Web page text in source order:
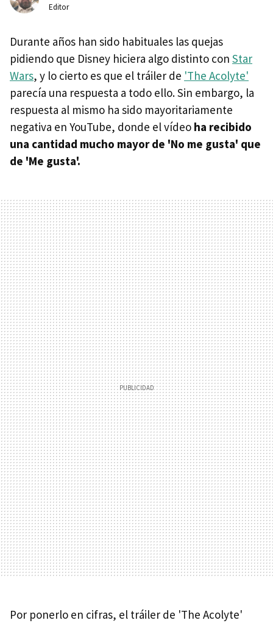
Editor
Durante años han sido habituales las quejas
pidiendo que Disney hiciera algo distinto con Star
Wars, y lo cierto es que el tráiler de 'The Acolyte'
parecía una respuesta a todo ello. Sin embargo, la
respuesta al mismo ha sido mayoritariamente
negativa en YouTube, donde el vídeo ha recibido
una cantidad mucho mayor de 'No me gusta' que
de 'Me gusta'.
Por ponerlo en cifras, el tráiler de 'The Acolyte'